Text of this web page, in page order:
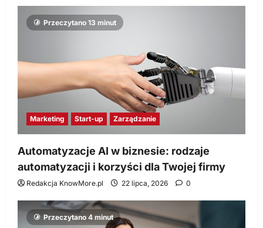
Przeczytano 13 minut
Marketing Start-up Zarządzanie
Automatyzacje AI w biznesie: rodzaje
automatyzacji i korzyści dla Twojej firmy
Redakcja KnowMore.pl 22 lipca, 2026 0
Przeczytano 4 minut